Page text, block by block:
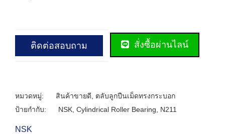
ติดต่อสอบถาม สั่งซื้อผ่านไลน์
หมวดหมู่: สินค้าขายดี
ตลับลูกปืนเม็ดทรงกระบอก
ป้ายกำกับ:
NSK Cylindrical Roller Bearing N211
NSK